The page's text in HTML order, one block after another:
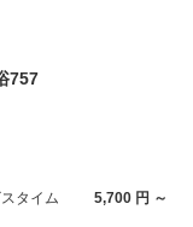
757
タイム
5,700 円 ～